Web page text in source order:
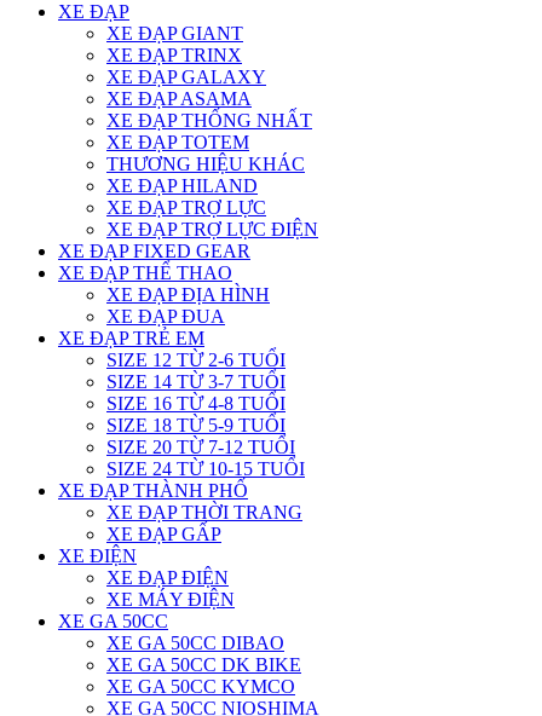
XE ĐẠP
XE ĐẠP GIANT
XE ĐẠP TRINX
XE ĐẠP GALAXY
XE ĐẠP ASAMA
XE ĐẠP THỐNG NHẤT
XE ĐẠP TOTEM
THƯƠNG HIỆU KHÁC
XE ĐẠP HILAND
XE ĐẠP TRỢ LỰC
XE ĐẠP TRỢ LỰC ĐIỆN
XE ĐẠP FIXED GEAR
XE ĐẠP THỂ THAO
XE ĐẠP ĐỊA HÌNH
XE ĐẠP ĐUA
XE ĐẠP TRẺ EM
SIZE 12 TỪ 2-6 TUỔI
SIZE 14 TỪ 3-7 TUỔI
SIZE 16 TỪ 4-8 TUỔI
SIZE 18 TỪ 5-9 TUỔI
SIZE 20 TỪ 7-12 TUỔI
SIZE 24 TỪ 10-15 TUỔI
XE ĐẠP THÀNH PHỐ
XE ĐẠP THỜI TRANG
XE ĐẠP GẤP
XE ĐIỆN
XE ĐẠP ĐIỆN
XE MÁY ĐIỆN
XE GA 50CC
XE GA 50CC DIBAO
XE GA 50CC DK BIKE
XE GA 50CC KYMCO
XE GA 50CC NIOSHIMA